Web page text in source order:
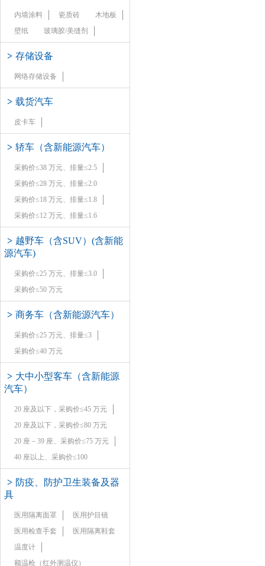
内墙涂料 瓷质砖
木地板
壁纸
玻璃胶/美缝剂
> 存储设备
网络存储设备
> 载货汽车
皮卡车
> 轿车（含新能源汽车）
采购价≤38 万元、排量≤2.5
采购价≤28 万元、排量≤2.0
采购价≤18 万元、排量≤1.8
采购价≤12 万元、排量≤1.6
> 越野车（含SUV）(含新能
源汽车)
采购价≤25 万元、排量≤3.0
采购价≤50 万元
> 商务车（含新能源汽车）
采购价≤25 万元、排量≤3
采购价≤40 万元
> 大中小型客车（含新能源
汽车）
20 座及以下，采购价≤45 万元
20 座及以下，采购价≤80 万元
20 座－39 座、采购价≤75 万元
40 座以上、采购价≤100
> 防疫、防护卫生装备及器
具
医用隔离面罩
医用护目镜
医用检查手套
医用隔离鞋套
温度计
额温枪（红外测温仪）